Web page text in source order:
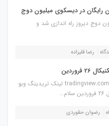
رایگان در دیسکوی میلیون دوج
دوج دیروز راه اندازی شد و
رضا قلیزاده
tradingview.com/u/halakoei لینک تریدینگ ویو
رضوان حقوردی